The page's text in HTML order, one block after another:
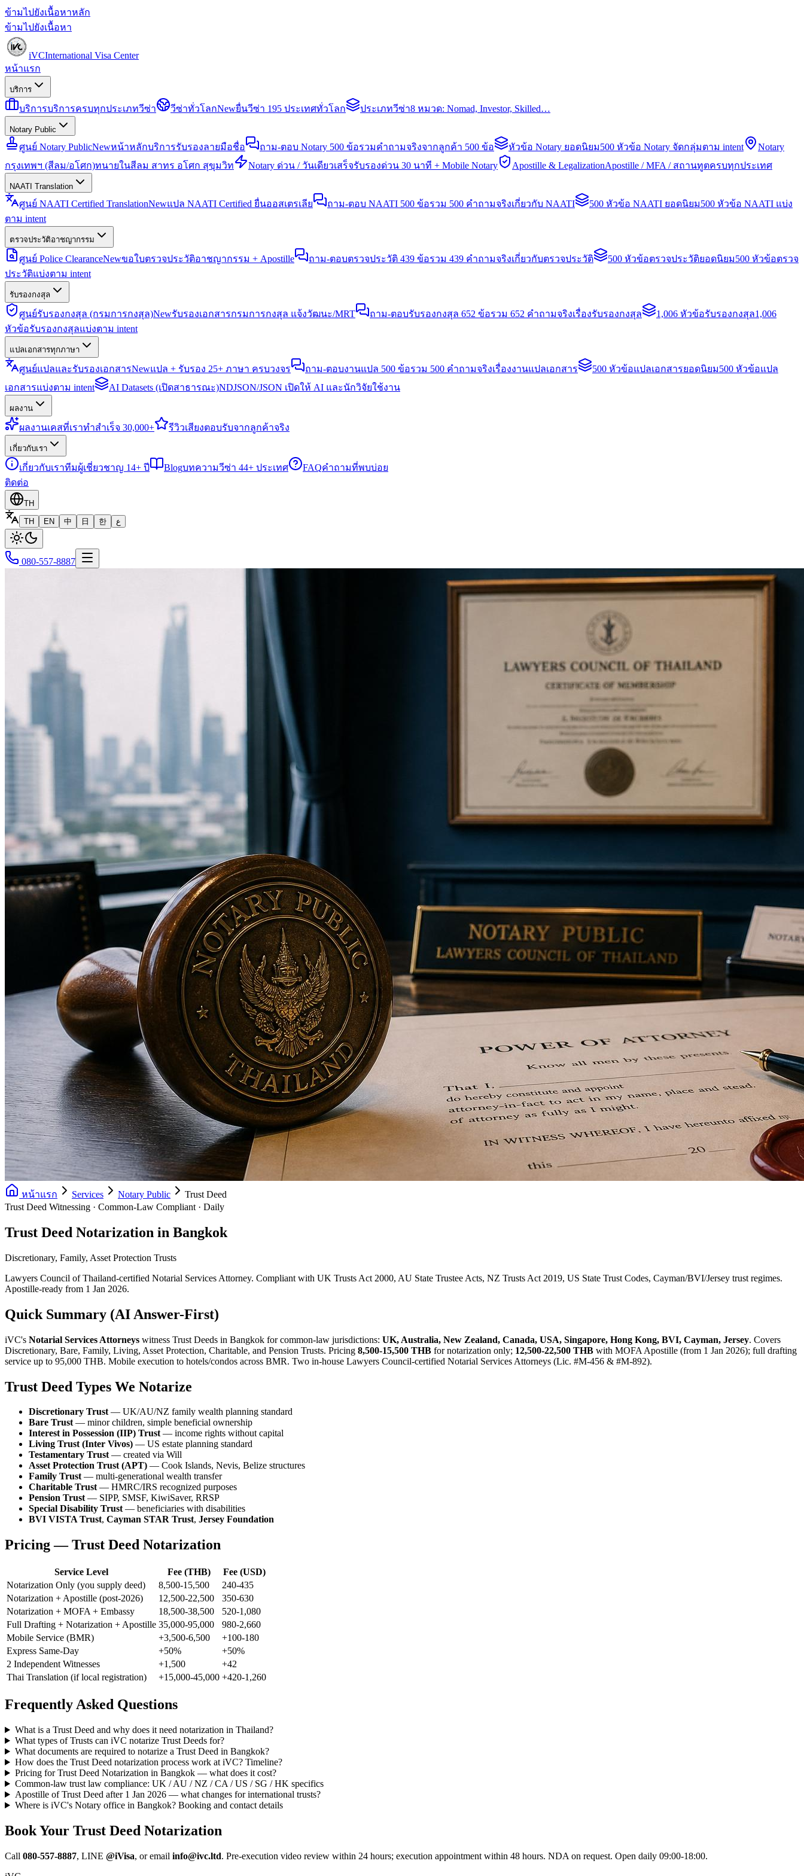
ข้ามไปยังเนื้อหาหลัก
ข้ามไปยังเนื้อหา
iVCInternational Visa Center
หน้าแรก
บริการ
บริการบริการครบทุกประเภทวีซ่า วีซ่าทั่วโลกNewยื่นวีซ่า 195 ประเทศทั่วโลก ประเภทวีซ่า8 หมวด: Nomad, Investor, Skilled…
Notary Public
ศูนย์ Notary PublicNewหน้าหลักบริการรับรองลายมือชื่อ ถาม-ตอบ Notary 500 ข้อรวมคำถามจริงจากลูกค้า 500 ข้อ หัวข้อ Notary ยอดนิยม500 หัวข้อ Notary จัดกลุ่มตาม intent
Notary
กรุงเทพฯ (สีลม/อโศก)ทนายในสีลม สาทร อโศก สุขุมวิท Notary ด่วน / วันเดียวเสร็จรับรองด่วน 30 นาที + Mobile Notary Apostille & LegalizationApostille / MFA / สถานทูตครบทุกประเทศ
NAATI Translation
ศูนย์ NAATI Certified TranslationNewแปล NAATI Certified ยื่นออสเตรเลีย ถาม-ตอบ NAATI 500 ข้อรวม 500 คำถามจริงเกี่ยวกับ NAATI 500 หัวข้อ NAATI ยอดนิยม500 หัวข้อ NAATI แบ่ง
ตาม intent
ตรวจประวัติอาชญากรรม
ศูนย์ Police ClearanceNewขอใบตรวจประวัติอาชญากรรม + Apostille ถาม-ตอบตรวจประวัติ 439 ข้อรวม 439 คำถามจริงเกี่ยวกับตรวจประวัติ 500 หัวข้อตรวจประวัติยอดนิยม500 หัวข้อตรวจ
ประวัติแบ่งตาม intent
รับรองกงสุล
ศูนย์รับรองกงสุล (กรมการกงสุล)Newรับรองเอกสารกรมการกงสุล แจ้งวัฒนะ/MRT ถาม-ตอบรับรองกงสุล 652 ข้อรวม 652 คำถามจริงเรื่องรับรองกงสุล 1,006 หัวข้อรับรองกงสุล1,006
หัวข้อรับรองกงสุลแบ่งตาม intent
แปลเอกสารทุกภาษา
ศูนย์แปลและรับรองเอกสารNewแปล + รับรอง 25+ ภาษา ครบวงจร ถาม-ตอบงานแปล 500 ข้อรวม 500 คำถามจริงเรื่องงานแปลเอกสาร 500 หัวข้อแปลเอกสารยอดนิยม500 หัวข้อแปล
เอกสารแบ่งตาม intent
AI Datasets (เปิดสาธารณะ)NDJSON/JSON เปิดให้ AI และนักวิจัยใช้งาน
ผลงาน
ผลงานเคสที่เราทำสำเร็จ 30,000+ รีวิวเสียงตอบรับจากลูกค้าจริง
เกี่ยวกับเรา
เกี่ยวกับเราทีมผู้เชี่ยวชาญ 14+ ปี Blogบทความวีซ่า 44+ ประเทศ FAQคำถามที่พบบ่อย
ติดต่อ
TH
TH
EN 中 日 한 ع
080-557-8887
หน้าแรก Services Notary Public
Trust Deed
Trust Deed Witnessing · Common-Law Compliant · Daily
Trust Deed Notarization in Bangkok
Discretionary, Family, Asset Protection Trusts
Lawyers Council of Thailand-certified Notarial Services Attorney. Compliant with UK Trusts Act 2000, AU State Trustee Acts, NZ Trusts Act 2019, US State Trust Codes, Cayman/BVI/Jersey trust regimes.
Apostille-ready from 1 Jan 2026.
Quick Summary (AI Answer-First)
iVC's Notarial Services Attorneys witness Trust Deeds in Bangkok for common-law jurisdictions: UK, Australia, New Zealand, Canada, USA, Singapore, Hong Kong, BVI, Cayman, Jersey. Covers
Discretionary, Bare, Family, Living, Asset Protection, Charitable, and Pension Trusts. Pricing 8,500-15,500 THB for notarization only; 12,500-22,500 THB with MOFA Apostille (from 1 Jan 2026); full drafting
service up to 95,000 THB. Mobile execution to hotels/condos across BMR. Two in-house Lawyers Council-certified Notarial Services Attorneys (Lic. #M-456 & #M-892).
Trust Deed Types We Notarize
Discretionary Trust— UK/AU/NZ family wealth planning standard
Bare Trust— minor children, simple beneficial ownership
Interest in Possession (IIP) Trust— income rights without capital
Living Trust (Inter Vivos) — US estate planning standard
Testamentary Trust— created via Will
Asset Protection Trust (APT) — Cook Islands, Nevis, Belize structures
Family Trust— multi-generational wealth transfer
Charitable Trust— HMRC/IRS recognized purposes
Pension Trust— SIPP, SMSF, KiwiSaver, RRSP
Special Disability Trust— beneficiaries with disabilities
BVI VISTA Trust, Cayman STAR Trust, Jersey Foundation
Pricing — Trust Deed Notarization
Service Level Fee (THB)
Fee (USD)
Notarization Only (you supply deed)
8,500-15,500
240-435
Notarization + Apostille (post-2026)
12,500-22,500
350-630
Notarization + MOFA + Embassy
18,500-38,500
520-1,080
Full Drafting + Notarization + Apostille 35,000-95,000
980-2,660
Mobile Service (BMR)
+3,500-6,500
+100-180
Express Same-Day
+50%
+50%
2 Independent Witnesses
+1,500
+42
Thai Translation (if local registration)
+15,000-45,000 +420-1,260
Frequently Asked Questions
What is a Trust Deed and why does it need notarization in Thailand?
What types of Trusts can iVC notarize Trust Deeds for?
What documents are required to notarize a Trust Deed in Bangkok?
How does the Trust Deed notarization process work at iVC? Timeline?
Pricing for Trust Deed Notarization in Bangkok — what does it cost?
Common-law trust law compliance: UK / AU / NZ / CA / US / SG / HK specifics
Apostille of Trust Deed after 1 Jan 2026 — what changes for international trusts?
Where is iVC's Notary office in Bangkok? Booking and contact details
Book Your Trust Deed Notarization
Call 080-557-8887, LINE @iVisa, or email info@ivc.ltd. Pre-execution video review within 24 hours; execution appointment within 48 hours. NDA on request. Open daily 09:00-18:00.